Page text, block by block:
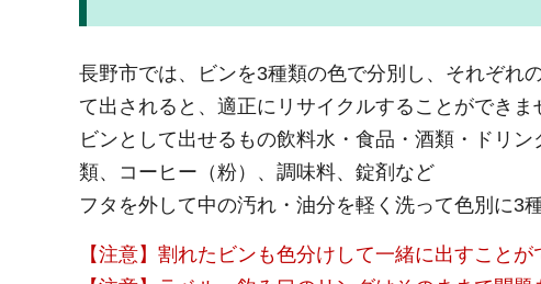
長野市では、ビンを3種類の色で分別し、それぞれ
て出されると、適正にリサイクルすることができま
ビンとして出せるもの飲料水・食品・酒類・ドリ
類、コーヒー（粉）、調味料、錠剤など
フタを外して中の汚れ・油分を軽く洗って色別に3
【注意】割れたビンも色分けして一緒に出すこと